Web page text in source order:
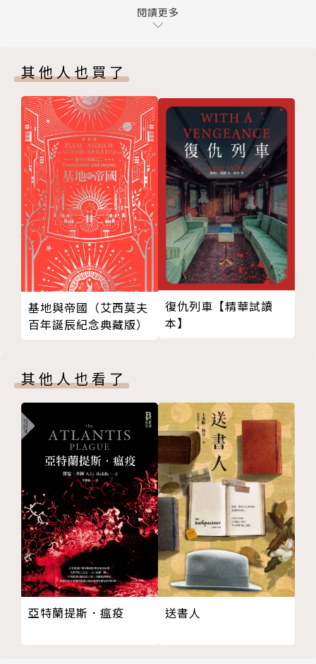
閱讀更多
其他人也買了
基地與帝國（艾西莫夫
百年誕辰紀念典藏版）
復仇列車【精華試讀
本】
其他人也看了
亞特蘭提斯．瘟疫 送書人